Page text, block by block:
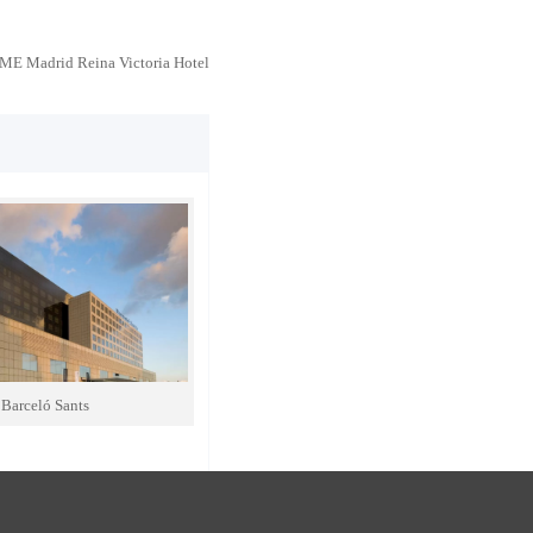
Barceló Sants
ME Madrid Reina Victoria Hotel